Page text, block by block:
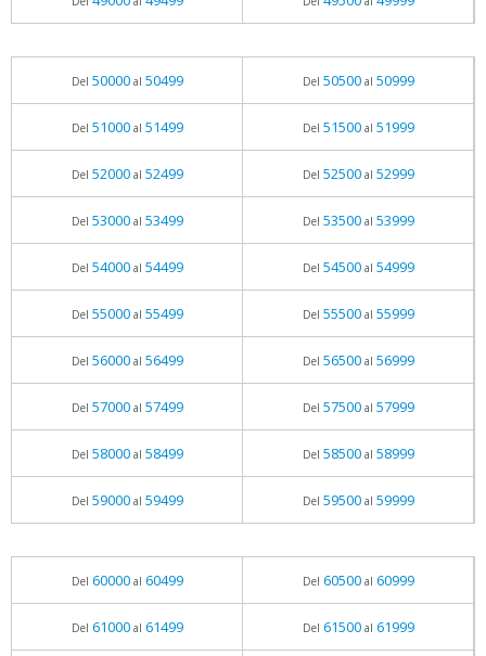
Del 50000al 50499 Del 50500al 50999
Del 51000al 51499 Del 51500al 51999
Del 52000al 52499 Del 52500al 52999
Del 53000al 53499 Del 53500al 53999
Del 54000al 54499 Del 54500al 54999
Del 55000al 55499 Del 55500al 55999
Del 56000al 56499 Del 56500al 56999
Del 57000al 57499 Del 57500al 57999
Del 58000al 58499 Del 58500al 58999
Del 59000al 59499 Del 59500al 59999
Del 60000al 60499 Del 60500al 60999
Del 61000al 61499 Del 61500al 61999